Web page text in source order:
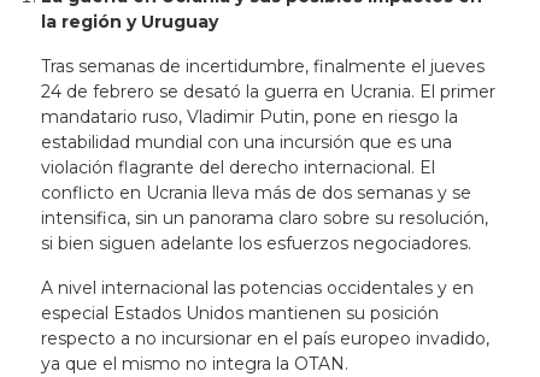
la región y Uruguay
Tras semanas de incertidumbre, finalmente el jueves
24 de febrero se desató la guerra en Ucrania. El primer
mandatario ruso, Vladimir Putin, pone en riesgo la
estabilidad mundial con una incursión que es una
violación flagrante del derecho internacional. El
conflicto en Ucrania lleva más de dos semanas y se
intensifica, sin un panorama claro sobre su resolución,
si bien siguen adelante los esfuerzos negociadores.
A nivel internacional las potencias occidentales y en
especial Estados Unidos mantienen su posición
respecto a no incursionar en el país europeo invadido,
ya que el mismo no integra la OTAN.